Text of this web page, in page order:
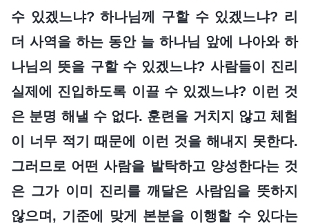
수 있겠느냐? 하나님께 구할 수 있겠느냐? 리
더 사역을 하는 동안 늘 하나님 앞에 나아와 하
나님의 뜻을 구할 수 있겠느냐? 사람들이 진리
실제에 진입하도록 이끌 수 있겠느냐? 이런 것
은 분명 해낼 수 없다. 훈련을 거치지 않고 체험
이 너무 적기 때문에 이런 것을 해내지 못한다.
그러므로 어떤 사람을 발탁하고 양성한다는 것
은 그가 이미 진리를 깨달은 사람임을 뜻하지
않으며, 기준에 맞게 본분을 이행할 수 있다는